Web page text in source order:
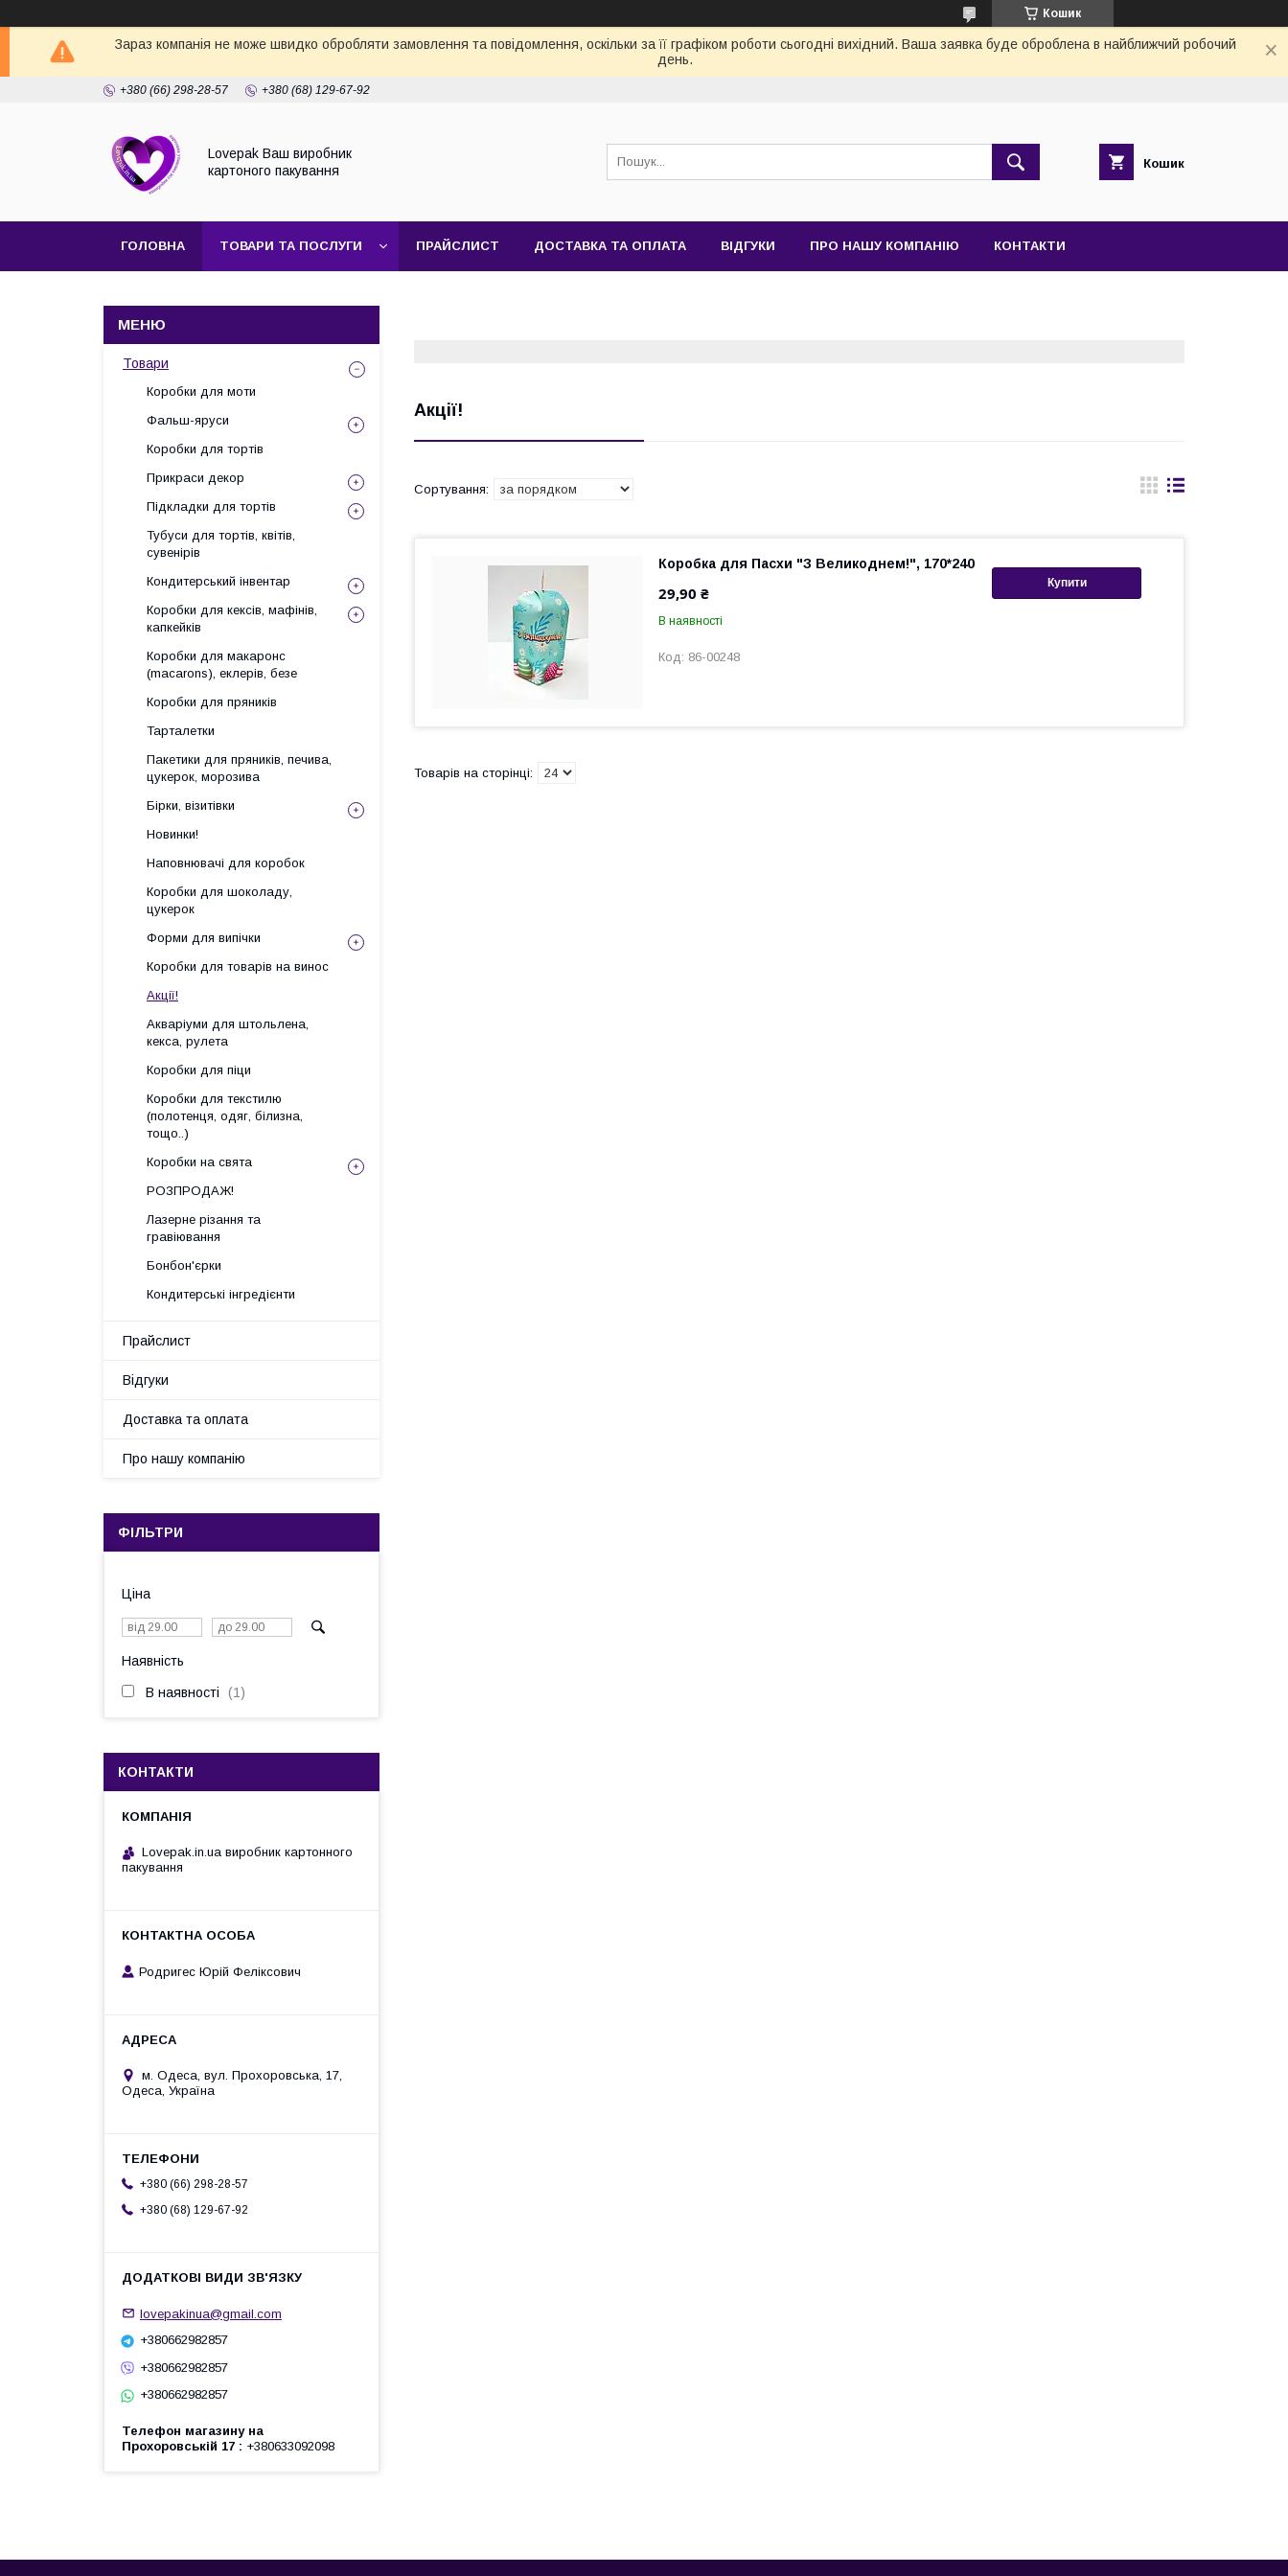
Кошик
Зараз компанія не може швидко обробляти замовлення та повідомлення, оскільки за її графіком роботи сьогодні вихідний. Ваша заявка буде оброблена в найближчий робочий
день.
+380 (66) 298-28-57 +380 (68) 129-67-92
Lovepak Ваш виробник
картоного пакування
Кошик
ГОЛОВНА ТОВАРИ ТА ПОСЛУГИ ПРАЙСЛИСТ ДОСТАВКА ТА ОПЛАТА ВІДГУКИ ПРО НАШУ КОМПАНІЮ КОНТАКТИ
Акції!
Купити
Коробка для Пасхи "З Великоднем!", 170*240
29,90 ₴
В наявності
86-00248
Товари
Коробки для моти
Фальш-яруси
Коробки для тортів
Прикраси декор
Підкладки для тортів
Тубуси для тортів, квітів,
сувенірів
Кондитерський інвентар
Коробки для кексів, мафінів,
капкейків
Коробки для макаронс
(macarons), еклерів, безе
Коробки для пряників
Тарталетки
Пакетики для пряників, печива,
цукерок, морозива
Бірки, візитівки
Новинки!
Наповнювачі для коробок
Коробки для шоколаду,
цукерок
Форми для випічки
Коробки для товарів на винос
Акції!
Акваріуми для штольлена,
кекса, рулета
Коробки для піци
Коробки для текстилю
(полотенця, одяг, білизна,
тощо..)
Коробки на свята
РОЗПРОДАЖ!
Лазерне різання та
гравіювання
Бонбон'єрки
Кондитерські інгредієнти
Прайслист
Відгуки
Доставка та оплата
Про нашу компанію
ФІЛЬТРИ
Ціна
Наявність
В наявності 1
КОНТАКТИ
Lovepak.in.ua виробник картонного
пакування
Родригес Юрій Феліксович
м. Одеса, вул. Прохоровська, 17,
Одеса, Україна
+380 (66) 298-28-57
+380 (68) 129-67-92
lovepakinua@gmail.com
+380662982857
+380662982857
+380662982857
Телефон магазину на
Прохоровській 17
+380633092098